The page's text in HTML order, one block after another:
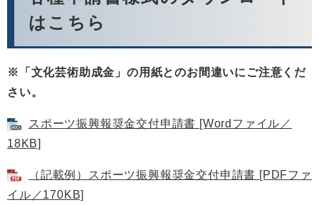
はこちら
※「文化芸術助成金」の用紙とのお間違いにご注意くだ
さい。
スポーツ振興報奨金交付申請書 [Wordファイル／
18KB]
（記載例）スポーツ振興報奨金交付申請書 [PDFファ
イル／170KB]